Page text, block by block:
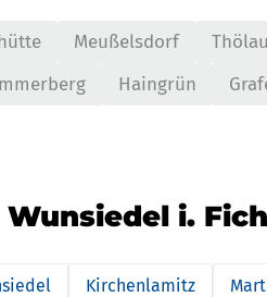
Meußelsdorf Thölau
Haingrün
i.
Kirchenlamitz